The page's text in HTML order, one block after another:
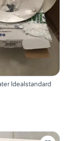
Idealstandard